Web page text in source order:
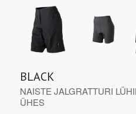
BLACK
NAISTE JALGRATTURI
ÜHES